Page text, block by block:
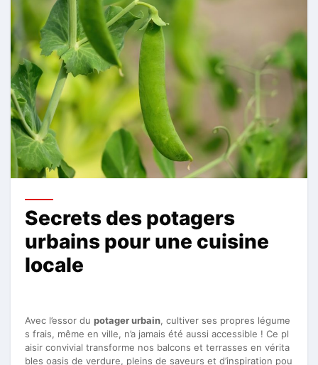
Secrets des potagers
urbains pour une cuisine
locale
Avec l’essor du potager urbain, cultiver ses propres légume
s frais, même en ville, n’a jamais été aussi accessible ! Ce pl
aisir convivial transforme nos balcons et terrasses en vérita
bles oasis de verdure, pleins de saveurs et d’inspiration pou